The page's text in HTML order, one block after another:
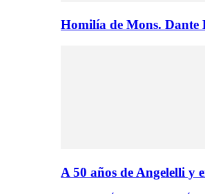
Homilía de Mons.
A 50 años de Angelelli y